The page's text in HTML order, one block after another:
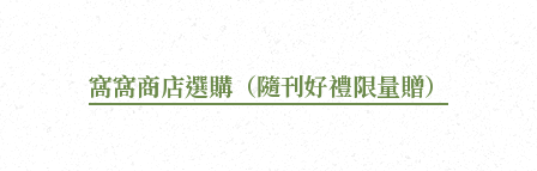
窩窩商店選購（隨刊好禮限量贈）